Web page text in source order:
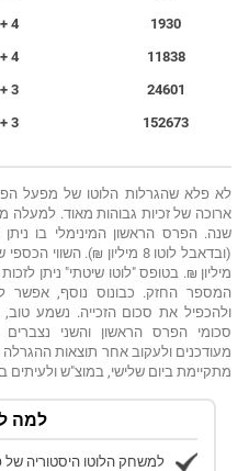
1930
11838
24601
152673
4 + 1
4 + 0
3 + 1
3 + 0
לא פלא שהגרלות הלוטו של מפעל
המספר החזק. כבונוס נוסף, אפשר
ולהכפיל את סכום הזכייה. נשמע
סכומי הפרס הראשון והשני
מעודכנים ולעקוב אחר תוצאות
מתקיימת ביום שלישי, במוצ"ש ולעיתים
למה
למשחק הלוטו היסטוריה של